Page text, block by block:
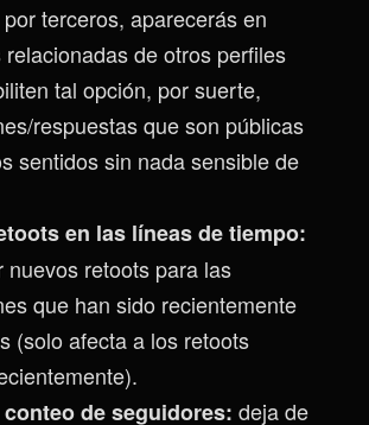
terceros, aparecerás en
relacionadas de otros perfiles
tal opción, por suerte,
respuestas que son públicas
sentidos sin nada sensible de
en las líneas de tiempo:
nuevos retoots para las
que han sido recientemente
(solo afecta a los retoots
de seguidores: deja de